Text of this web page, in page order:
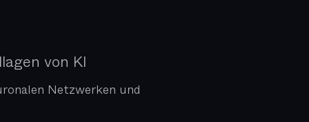
von KI
Netzwerken und